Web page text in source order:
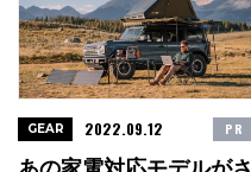
GEAR 2022.09.12 PR